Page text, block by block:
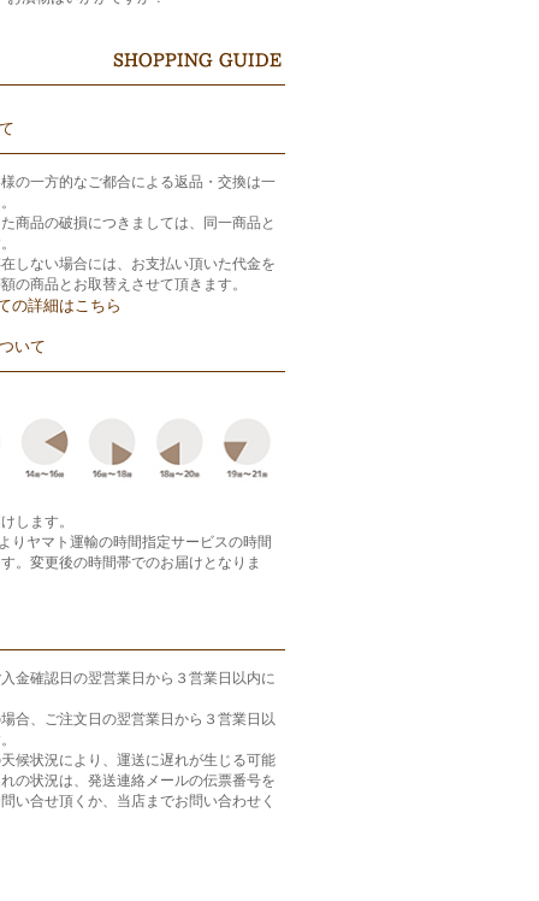
の一方的なご都合による返品・交換は一
商品の破損につきましては、同一商品と
しない場合には、お支払い頂いた代金を
の商品とお取替えさせて頂きます。
の詳細はこちら
いて
します。
りヤマト運輸の時間指定サービスの時間
。変更後の時間帯でのお届けとなりま
金確認日の翌営業日から３営業日以内に
合、ご注文日の翌営業日から３営業日以
候状況により、運送に遅れが生じる可能
の状況は、発送連絡メールの伝票番号を
い合せ頂くか、当店までお問い合わせく